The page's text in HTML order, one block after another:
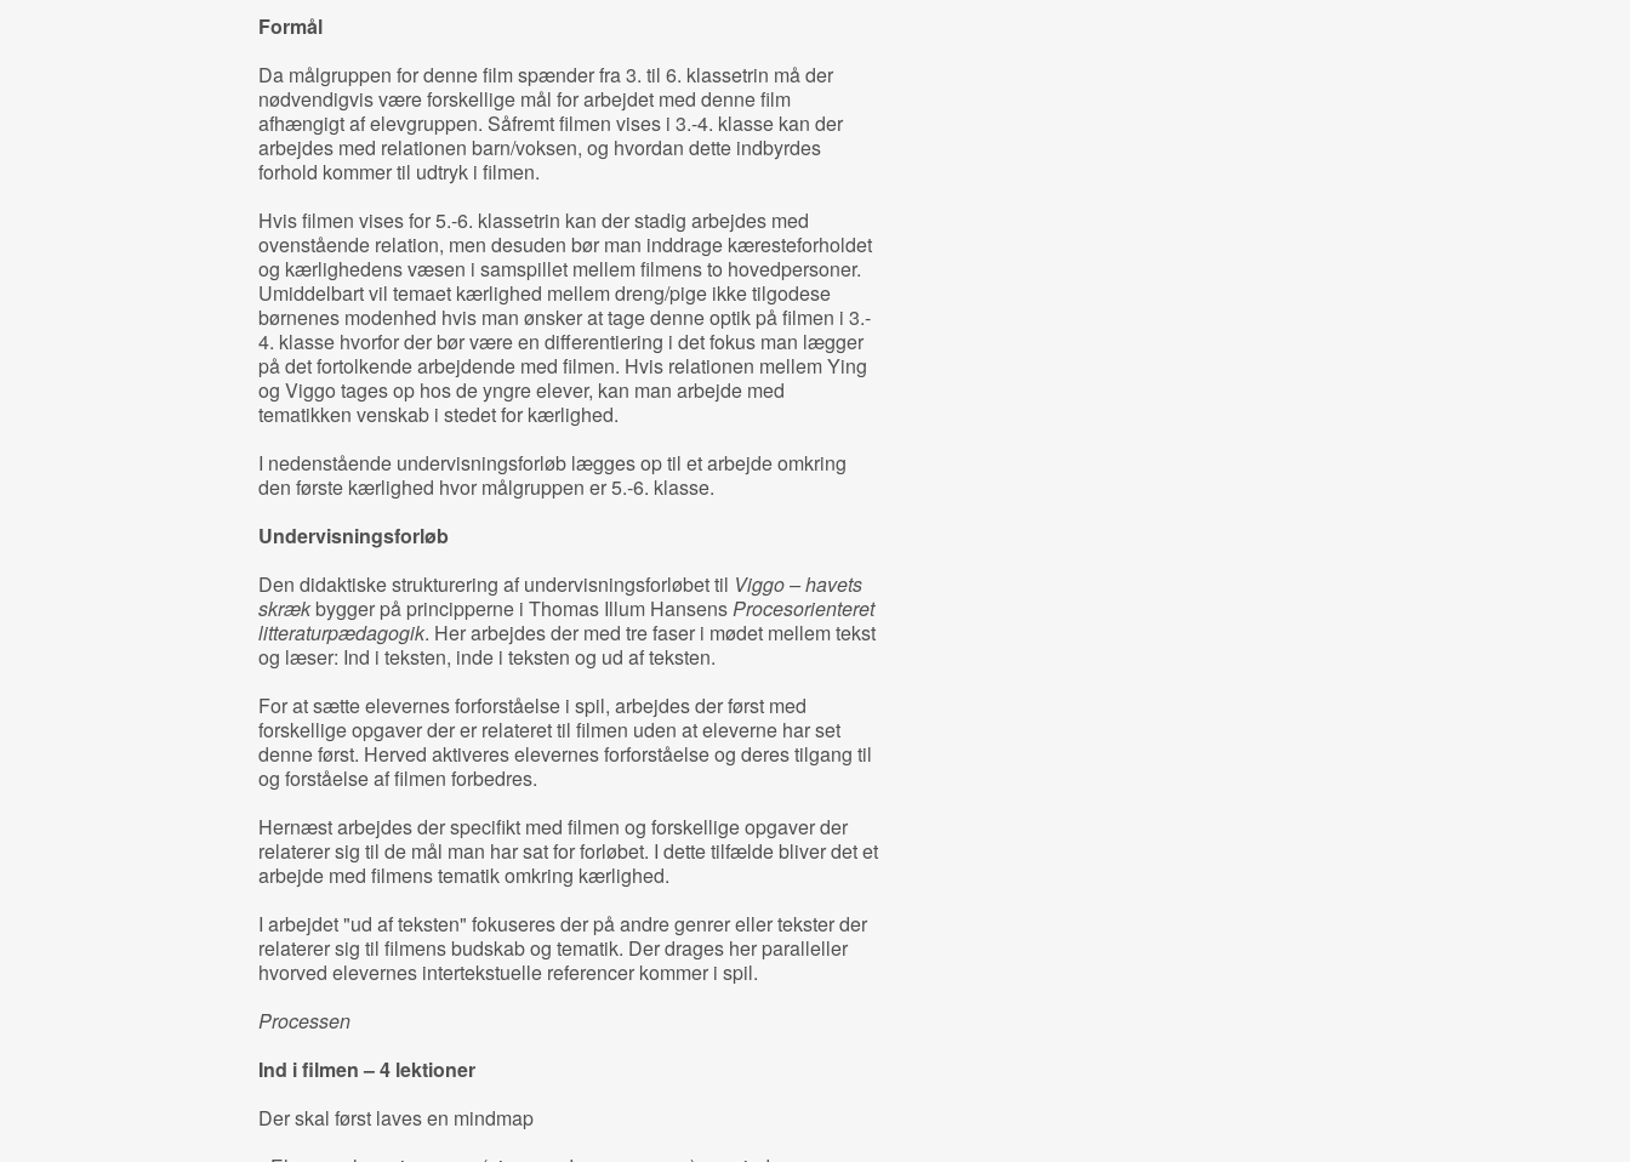
Formål
Da målgruppen for denne film spænder fra 3. til 6. klassetrin må der
nødvendigvis være forskellige mål for arbejdet med denne film
afhængigt af elevgruppen. Såfremt filmen vises i 3.‐4. klasse kan der
arbejdes med relationen barn/voksen, og hvordan dette indbyrdes
forhold kommer til udtryk i filmen.
Hvis filmen vises for 5.‐6. klassetrin kan der stadig arbejdes med
ovenstående relation, men desuden bør man inddrage kæresteforholdet
og kærlighedens væsen i samspillet mellem filmens to hovedpersoner.
Umiddelbart vil temaet kærlighed mellem dreng/pige ikke tilgodese
børnenes modenhed hvis man ønsker at tage denne optik på filmen i 3.‐
4. klasse hvorfor der bør være en differentiering i det fokus man lægger
på det fortolkende arbejdende med filmen. Hvis relationen mellem Ying
og Viggo tages op hos de yngre elever, kan man arbejde med
tematikken venskab i stedet for kærlighed.
I nedenstående undervisningsforløb lægges op til et arbejde omkring
den første kærlighed hvor målgruppen er 5.‐6. klasse.
Undervisningsforløb
Den didaktiske strukturering af undervisningsforløbet til Viggo – havets
skrækbygger på principperne i Thomas Illum HansensProcesorienteret
litteraturpædagogik. Her arbejdes der med tre faser i mødet mellem tekst
og læser: Ind i teksten, inde i teksten og ud af teksten.
For at sætte elevernes forforståelse i spil, arbejdes der først med
forskellige opgaver der er relateret til filmen uden at eleverne har set
denne først. Herved aktiveres elevernes forforståelse og deres tilgang til
og forståelse af filmen forbedres.
Hernæst arbejdes der specifikt med filmen og forskellige opgaver der
relaterer sig til de mål man har sat for forløbet. I dette tilfælde bliver det et
arbejde med filmens tematik omkring kærlighed.
I arbejdet "ud af teksten" fokuseres der på andre genrer eller tekster der
relaterer sig til filmens budskab og tematik. Der drages her paralleller
hvorved elevernes intertekstuelle referencer kommer i spil.
Processen
Ind i filmen – 4 lektioner
Der skal først laves en mindmap